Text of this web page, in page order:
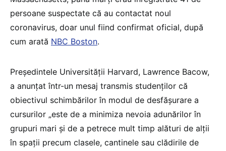
persoane suspectate că au contactat noul
coronavirus, doar unul fiind confirmat oficial, după
cum arată NBC Boston.
Președintele Universității Harvard, Lawrence Bacow,
a anunțat într-un mesaj transmis studenților că
obiectivul schimbărilor în modul de desfășurare a
cursurilor „este de a minimiza nevoia adunărilor în
grupuri mari și de a petrece mult timp alături de alții
în spații precum clasele, cantinele sau clădirile de